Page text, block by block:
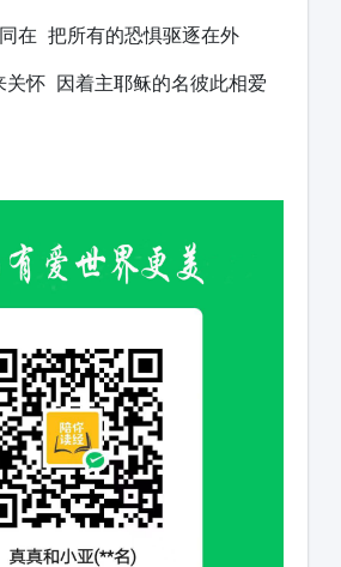
在 把所有的恐惧驱逐在外
关怀 因着主耶稣的名彼此相爱